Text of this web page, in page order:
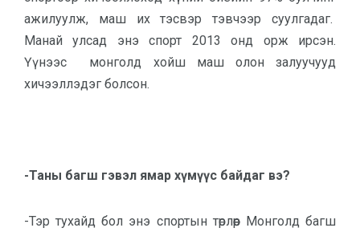
ажилуулж, маш их тэсвэр тэвчээр суулгадаг.
Манай улсад энэ спорт 2013 онд орж ирсэн.
Үүнээс монголд хойш маш олон залуучууд
хичээллэдэг болсон.
-Таны багш гэвэл ямар хүмүүс байдаг вэ?
-Тэр тухайд бол энэ спортын төрлөөр Монголд багш